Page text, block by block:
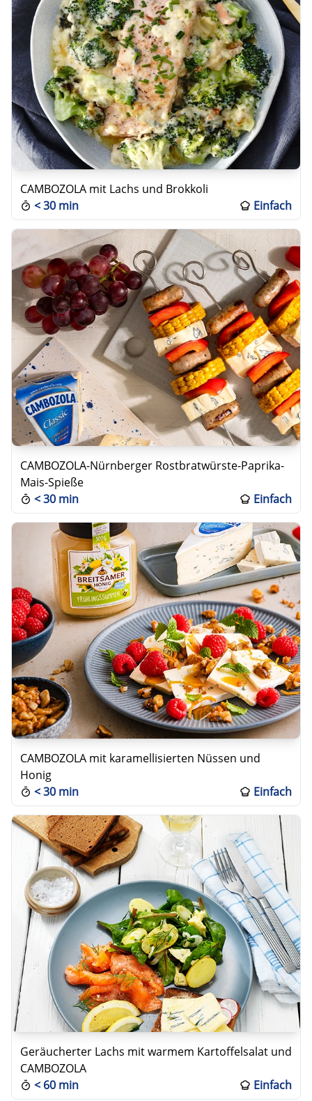
CAMBOZOLA mit Lachs und Brokkoli
<30 min Einfach
CAMBOZOLA-Nürnberger Rostbratwürste-Paprika-
Mais-Spieße
<30 min Einfach
CAMBOZOLA mit karamellisierten Nüssen und
Honig
<30 min Einfach
Geräucherter Lachs mit warmem Kartoffelsalat und
CAMBOZOLA
< 60 min Einfach